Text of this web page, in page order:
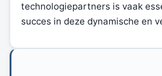
technologiepartners is vaak
succes in deze dynamische en